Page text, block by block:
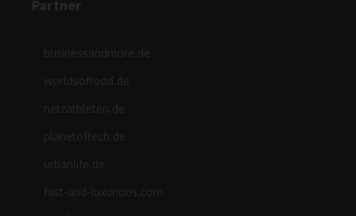
Partner
businessandmore.de
worldsoffood.de
netzathleten.de
planetoftech.de
urbanlife.de
fast-and-luxurious.com